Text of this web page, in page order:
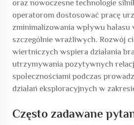
oraz nowoczesne technologie
operatorom dostosować pracę
zminimalizowania wpływu hałasu
szczególnie wrażliwych. Rozwój
wiertniczych wspiera działania
utrzymywania pozytywnych
społecznościami podczas
działań eksploracyjnych w
Często zadawane